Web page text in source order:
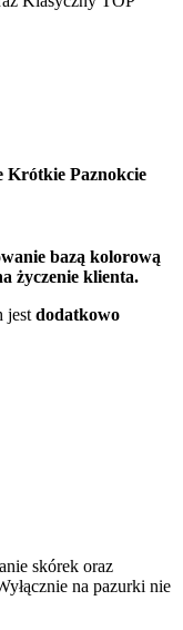
Krótkie Paznokcie
bazą kolorową
życzenie klienta.
jest dodatkowo
skórek oraz
na pazurki nie